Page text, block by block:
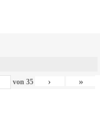
von 35 › »